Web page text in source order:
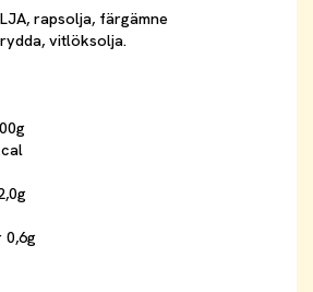
rapsolja, färgämne
vitlöksolja.
0,6g